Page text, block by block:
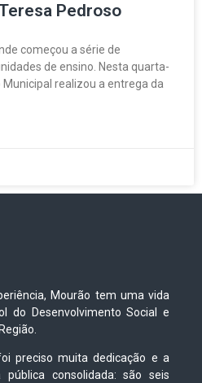
Pedroso
começou a série de
de ensino. Nesta quarta-
realizou a entrega da
Mourão tem uma vida
do Desenvolvimento Social e
preciso muita dedicação e a
consolidada: são seis